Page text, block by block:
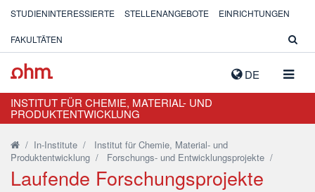
DE
STUDIENINTERESSIERTE STELLENANGEBOTE EINRICHTUNGEN
FAKULTÄTEN
INSTITUT FÜR CHEMIE, MATERIAL- UND
PRODUKTENTWICKLUNG
/ In-Institute / Institut für Chemie, Material- und
Produktentwicklung / Forschungs- und Entwicklungsprojekte /
Laufende Forschungsprojekte